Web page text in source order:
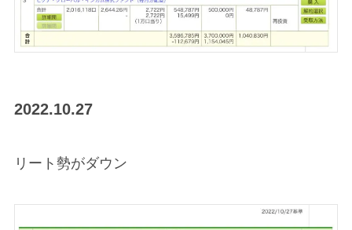
2022.10.27
リート勢がダウン